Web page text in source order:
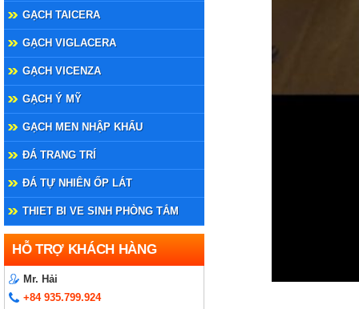
GẠCH TAICERA
GẠCH VIGLACERA
GẠCH VICENZA
GẠCH Ý MỸ
GẠCH MEN NHẬP KHẨU
ĐÁ TRANG TRÍ
ĐÁ TỰ NHIÊN ỐP LÁT
THIET BI VE SINH PHÒNG TẮM
HỖ TRỢ KHÁCH HÀNG
Mr. Hải
+84 935.799.924